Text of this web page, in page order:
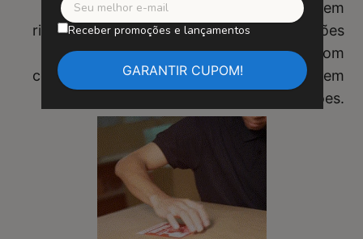
Receber promoções e lançamentos
garantir uma instalação fácil e segura, sem
risco de quedas. Diga adeus às preocupações
com fitas adesivas instáveis. Compre com
confiança e desfrute de sua obra de arte sem
preocupações.